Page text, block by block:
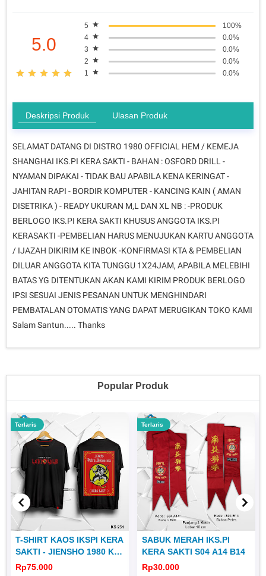
5.0
5
100%
4
0.0%
3
0.0%
2
0.0%
1
0.0%
Deskripsi Produk Ulasan Produk
SELAMAT DATANG DI DISTRO 1980 OFFICIAL HEM / KEMEJA
SHANGHAI IKS.PI KERA SAKTI - BAHAN : OSFORD DRILL -
NYAMAN DIPAKAI - TIDAK BAU APABILA KENA KERINGAT -
JAHITAN RAPI - BORDIR KOMPUTER - KANCING KAIN ( AMAN
DISETRIKA ) - READY UKURAN M,L DAN XL NB : -PRODUK
BERLOGO IKS.PI KERA SAKTI KHUSUS ANGGOTA IKS.PI
KERASAKTI -PEMBELIAN HARUS MENUJUKAN KARTU ANGGOTA
/ IJAZAH DIKIRIM KE INBOK -KONFIRMASI KTA & PEMBELIAN
DILUAR ANGGOTA KITA TUNGGU 1X24JAM, APABILA MELEBIHI
BATAS YG DITENTUKAN AKAN KAMI KIRIM PRODUK BERLOGO
IPSI SESUAI JENIS PESANAN UNTUK MENGHINDARI
PEMBATALAN OTOMATIS YANG DAPAT MERUGIKAN TOKO KAMI
Salam Santun..... Thanks
Popular Produk
Terlaris
T-SHIRT KAOS IKSPI KERA
SAKTI - JIENSHO 1980 KS
251
Rp75.000
Terlaris
SABUK MERAH IKS.PI
KERA SAKTI S04 A14 B14
Rp30.000